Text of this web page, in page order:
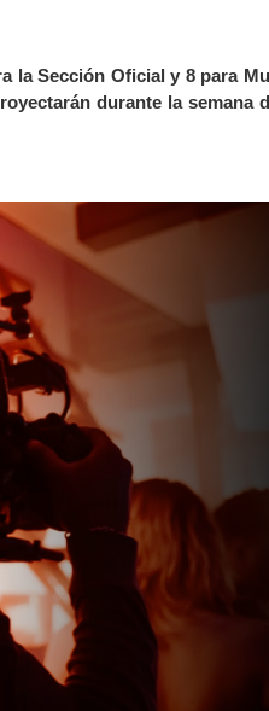
la Sección Oficial y 8 para
durante la semana